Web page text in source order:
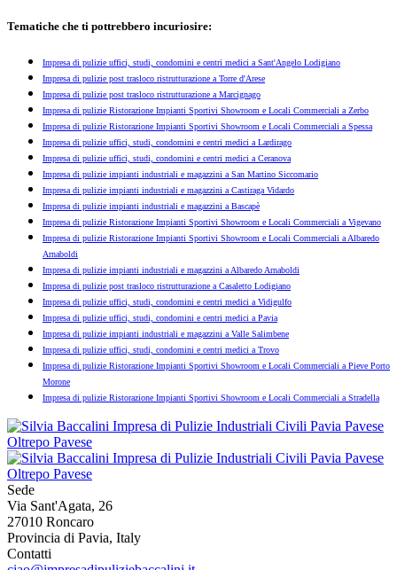
Tematiche che ti pottrebbero incuriosire:
Impresa di pulizie uffici, studi, condomini e centri medici a Sant'Angelo Lodigiano
Impresa di pulizie post trasloco ristrutturazione a Torre d'Arese
Impresa di pulizie post trasloco ristrutturazione a Marcignago
Impresa di pulizie Ristorazione Impianti Sportivi Showroom e Locali Commerciali a Zerbo
Impresa di pulizie Ristorazione Impianti Sportivi Showroom e Locali Commerciali a Spessa
Impresa di pulizie uffici, studi, condomini e centri medici a Lardirago
Impresa di pulizie uffici, studi, condomini e centri medici a Ceranova
Impresa di pulizie impianti industriali e magazzini a San Martino Siccomario
Impresa di pulizie impianti industriali e magazzini a Castiraga Vidardo
Impresa di pulizie impianti industriali e magazzini a Bascapè
Impresa di pulizie Ristorazione Impianti Sportivi Showroom e Locali Commerciali a Vigevano
Impresa di pulizie Ristorazione Impianti Sportivi Showroom e Locali Commerciali a Albaredo
Arnaboldi
Impresa di pulizie impianti industriali e magazzini a Albaredo Arnaboldi
Impresa di pulizie post trasloco ristrutturazione a Casaletto Lodigiano
Impresa di pulizie uffici, studi, condomini e centri medici a Vidigulfo
Impresa di pulizie uffici, studi, condomini e centri medici a Pavia
Impresa di pulizie impianti industriali e magazzini a Valle Salimbene
Impresa di pulizie uffici, studi, condomini e centri medici a Trovo
Impresa di pulizie Ristorazione Impianti Sportivi Showroom e Locali Commerciali a Pieve Porto
Morone
Impresa di pulizie Ristorazione Impianti Sportivi Showroom e Locali Commerciali a Stradella
Sede
Via Sant'Agata, 26
27010 Roncaro
Provincia di Pavia, Italy
Contatti